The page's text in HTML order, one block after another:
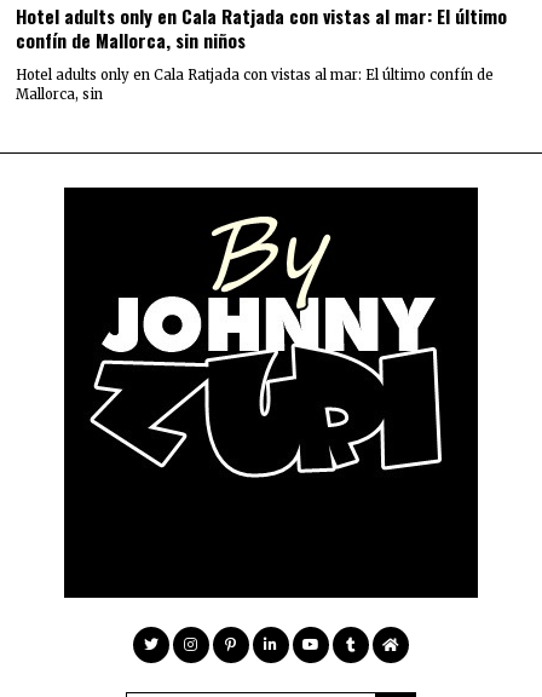
Hotel adults only en Cala Ratjada con vistas al mar: El último
confín de Mallorca, sin niños
Hotel adults only en Cala Ratjada con vistas al mar: El último confín de
Mallorca, sin